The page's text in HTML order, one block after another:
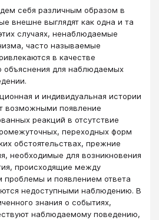
себя различным образом в
внешне выглядят как одна и та
случаях, ненаблюдаемые
часто называемые
в качестве
объяснения для наблюдаемых
и индивидуальная истории
возможными появление
реакций в отсутствие
переходных форм
обстоятельствах, прежние
необходимые для возникновения
происходящие между
проблемы и появлением ответа
недоступными наблюдению. В
знания о событиях,
наблюдаемому поведению,